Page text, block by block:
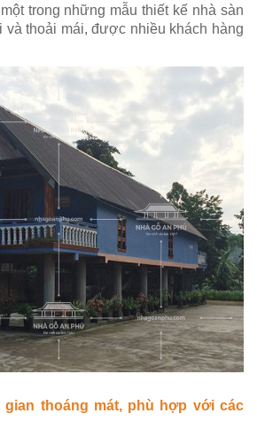
trong những mẫu thiết kế nhà sàn
và thoải mái, được nhiều khách hàng
gian thoáng mát, phù hợp với các